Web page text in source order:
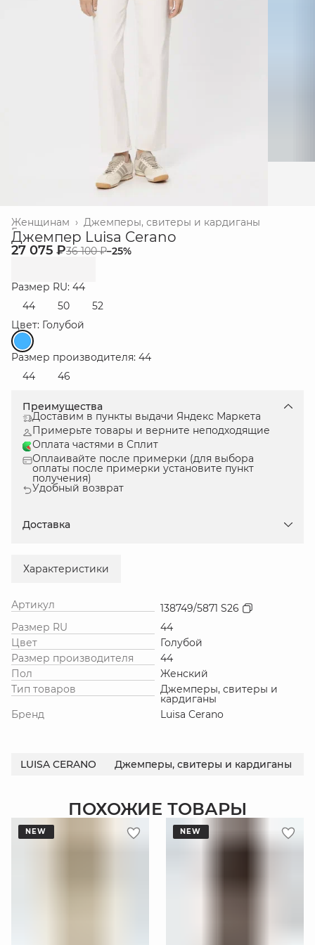
Джемперы, свитеры и кардиганы
Женщинам ›
Главная ›
Джемпер Luisa Cerano
27 075 ₽36 100 ₽−25%
Размер RU: 44
44
50
52
Цвет: Голубой
Размер производителя: 44
44
46
Преимущества
Доставим в пункты выдачи Яндекс Маркета
Примерьте товары и верните неподходящие
Оплата частями в Сплит
Оплаивайте после примерки (для выбора
оплаты после примерки установите пункт
получения)
Удобный возврат
Доставка
Характеристики
Артикул
138749/5871 S26
Размер RU
44
Цвет
Голубой
Размер производителя
44
Пол
Женский
Тип товаров
Джемперы, свитеры и
кардиганы
Бренд
Luisa Cerano
LUISA CERANO Джемперы, свитеры и кардиганы
ПОХОЖИЕ ТОВАРЫ
NEW NEW